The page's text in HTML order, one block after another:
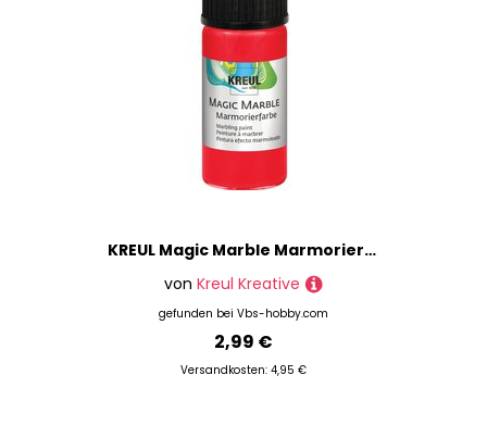
KREUL Magic Marble Marmorierfarbe - Rot
von Kreul Kreative
gefunden bei Vbs-hobby.com
2,99 €
Versandkosten: 4,95 €